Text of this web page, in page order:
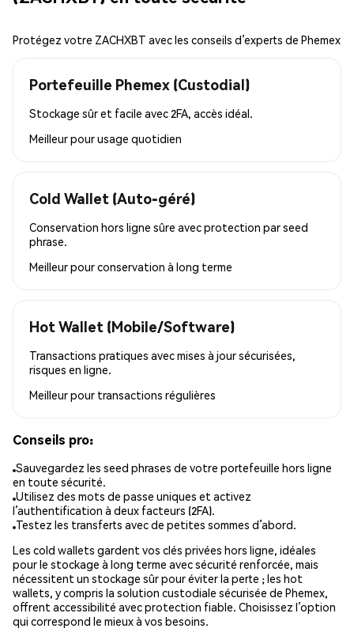
Protégez votre ZACHXBT avec les conseils d’experts de Phemex
Portefeuille Phemex (Custodial)
Stockage sûr et facile avec 2FA, accès idéal.
Meilleur pourusage quotidien
Cold Wallet (Auto-géré)
Conservation hors ligne sûre avec protection par seed
phrase.
Meilleur pourconservation à long terme
Hot Wallet (Mobile/Software)
Transactions pratiques avec mises à jour sécurisées,
risques en ligne.
Meilleur pour transactions régulières
Conseils pro:
Sauvegardez les seed phrases de votre portefeuille hors ligne
en toute sécurité.
Utilisez des mots de passe uniques et activez
l’authentification à deux facteurs (2FA).
Testez les transferts avec de petites sommes d’abord.
Les cold wallets gardent vos clés privées hors ligne, idéales
pour le stockage à long terme avec sécurité renforcée, mais
nécessitent un stockage sûr pour éviter la perte ; les hot
wallets, y compris la solution custodiale sécurisée de Phemex,
offrent accessibilité avec protection fiable. Choisissez l’option
qui correspond le mieux à vos besoins.